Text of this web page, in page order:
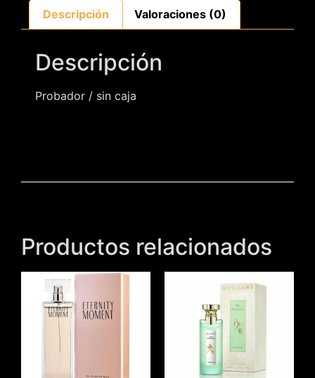
Descripción Valoraciones (0)
Descripción
Probador / sin caja
Productos relacionados